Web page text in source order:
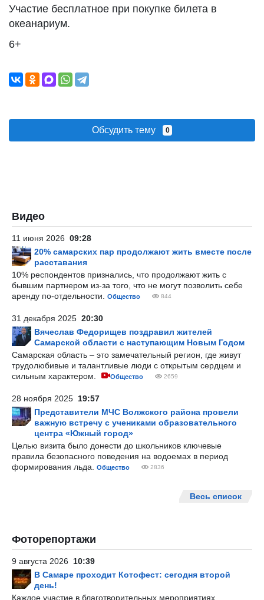
Участие бесплатное при покупке билета в
океанариум.
6+
Обсудить тему 0
Видео
11 июня 2026 09:28
20% самарских пар продолжают жить вместе после
расставания
10% респондентов признались, что продолжают жить с
бывшим партнером из-за того, что не могут позволить себе
аренду по-отдельности.
Общество 844
31 декабря 2025 20:30
Вячеслав Федорищев поздравил жителей
Самарской области с наступающим Новым Годом
Самарская область – это замечательный регион, где живут
трудолюбивые и талантливые люди с открытым сердцем и
сильным характером.
Общество 2659
28 ноября 2025 19:57
Представители МЧС Волжского района провели
важную встречу с учениками образовательного
центра «Южный город»
Целью визита было донести до школьников ключевые
правила безопасного поведения на водоемах в период
формирования льда.
Общество 2836
Весь список
Фоторепортажи
9 августа 2026 10:39
В Самаре проходит Котофест: сегодня второй
день!
Каждое участие в благотворительных мероприятиях